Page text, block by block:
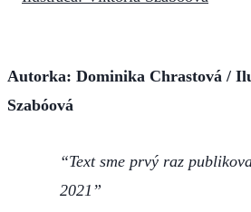
Autorka: Dominika Chrastová /
Szabóová
Text sme prvý raz
2021